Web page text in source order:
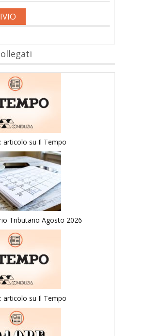
articolo su Il Tempo
Tributario Agosto 2026
articolo su Il Tempo